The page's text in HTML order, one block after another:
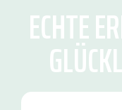
ECHTE